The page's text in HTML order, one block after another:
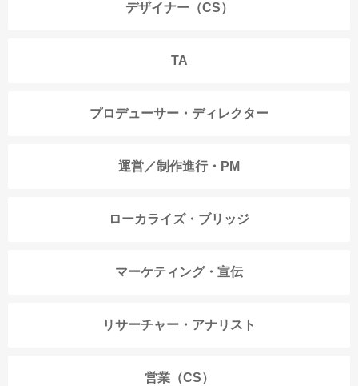
デザイナー（CS）
TA
プロデューサー・ディレクター
運営／制作進行・PM
ローカライズ・ブリッジ
マーケティング・宣伝
リサーチャー・アナリスト
営業（CS）